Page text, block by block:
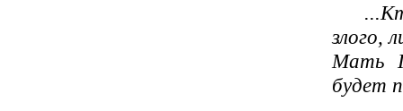
злого,
Мать
будет